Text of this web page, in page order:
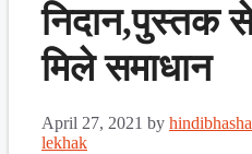
निदान,पुस्तक
मिले समाधान
April 27, 2021 by
lekhak